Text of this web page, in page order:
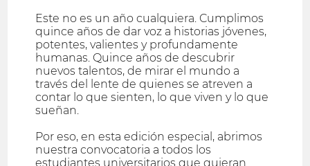
Este no es un año cualquiera. Cumplimos
quince años de dar voz a historias jóvenes,
potentes, valientes y profundamente
humanas. Quince años de descubrir
nuevos talentos, de mirar el mundo a
través del lente de quienes se atreven a
contar lo que sienten, lo que viven y lo que
sueñan.
Por eso, en esta edición especial, abrimos
nuestra convocatoria a todos los
estudiantes universitarios que quieran